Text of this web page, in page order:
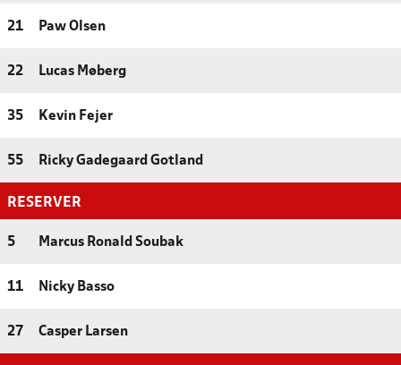
21 Paw Olsen
22 Lucas Møberg
35 Kevin Fejer
55 Ricky Gadegaard Gotland
RESERVER
5 Marcus Ronald Soubak
11 Nicky Basso
27 Casper Larsen